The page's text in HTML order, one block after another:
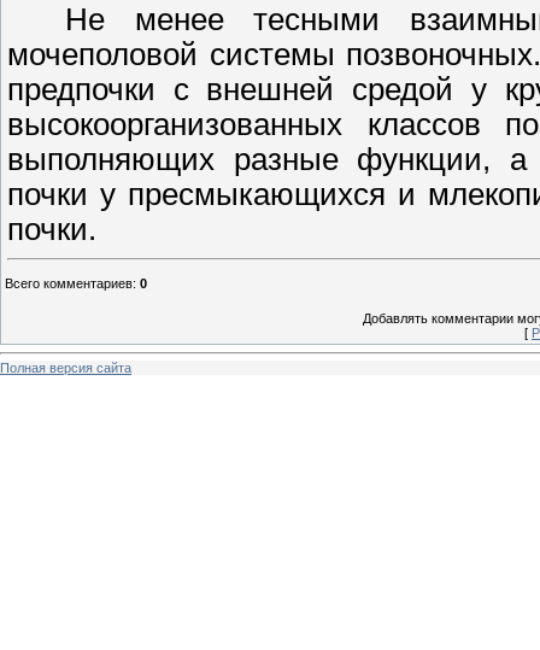
Не менее тесными
мочеполовой системы
предпочки с внешней средой у
высокоорганизованных классов
выполняющих разные функции, а
почки у пресмыкающихся и
почки.
Всего комментариев: 0
Добавлять комментарии
[
Полная версия сайта